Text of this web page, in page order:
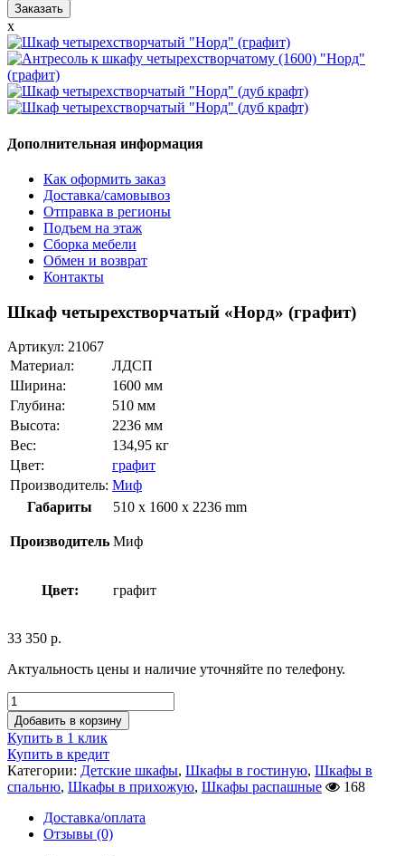
x
Дополнительная информация
Как оформить заказ
Доставка/самовывоз
Отправка в регионы
Подъем на этаж
Сборка мебели
Обмен и возврат
Контакты
Шкаф четырехстворчатый «Норд» (графит)
Артикул: 21067
Материал:
ЛДСП
Ширина:
1600 мм
Глубина:
510 мм
Высота:
2236 мм
Вес:
134,95 кг
Цвет:
графит
Производитель: Миф
Габариты
510 x 1600 x 2236 mm
Производитель Миф
Цвет: графит
33 350 р.
Актуальность цены и наличие уточняйте по телефону.
Добавить в корзину
Купить в 1 клик
Купить в кредит
Категории: Детские шкафы, Шкафы в гостиную, Шкафы в
спальню, Шкафы в прихожую, Шкафы распашные
168
Доставка/оплата
Отзывы (0)